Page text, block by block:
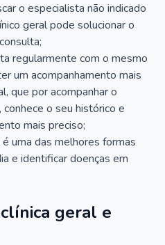
o especialista não indicado
geral pode solucionar o
regularmente com o mesmo
um acompanhamento mais
que por acompanhar o
o seu histórico e
mais preciso;
uma das melhores formas
e identificar doenças em
geral e